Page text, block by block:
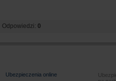
Odpowiedzi: 0
Ubezpieczenia online